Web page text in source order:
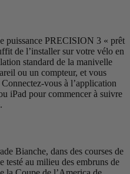
puissance PRECISION 3 « prêt
de l’installer sur votre vélo en
standard de la manivelle
ou un compteur, et vous
vous à l’application
iPad pour commencer à suivre
Bianche, dans des courses de
testé au milieu des embruns de